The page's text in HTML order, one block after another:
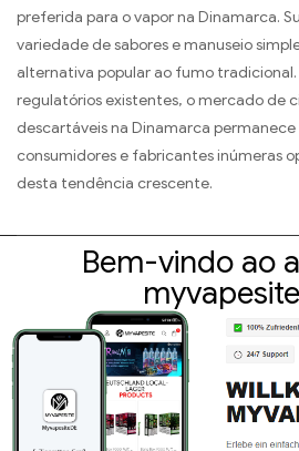
preferida para o vapor na Dinamarca.
variedade de sabores e manuseio
alternativa popular ao fumo tradicional.
regulatórios existentes, o mercado de
descartáveis ​​na Dinamarca
consumidores e fabricantes inúmeras
desta tendência crescente.
Bem-vindo ao